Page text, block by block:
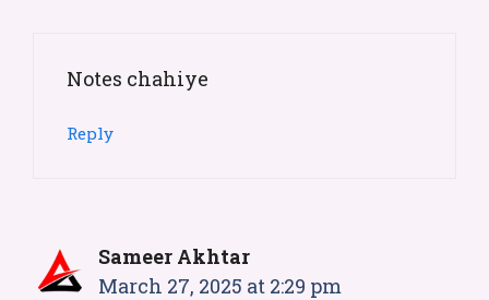
Notes chahiye
Reply
Sameer Akhtar
March 27, 2025 at 2:29 pm